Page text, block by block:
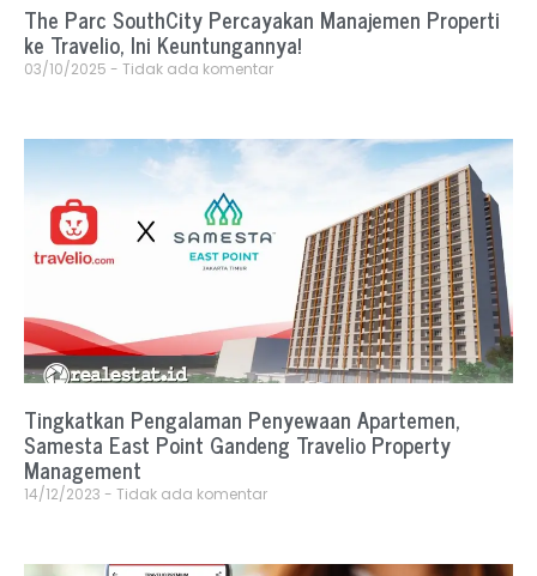
The Parc SouthCity Percayakan Manajemen Properti
ke Travelio, Ini Keuntungannya!
03/10/2025 Tidak ada komentar
Tingkatkan Pengalaman Penyewaan Apartemen,
Samesta East Point Gandeng Travelio Property
Management
14/12/2023 Tidak ada komentar